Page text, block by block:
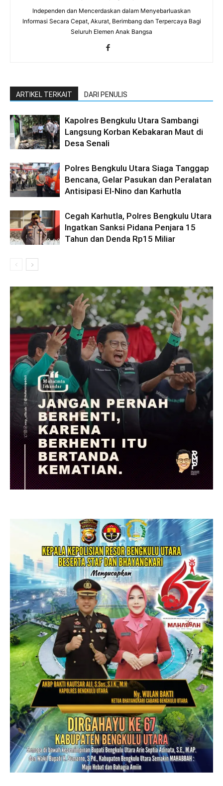
Independen dan Mencerdaskan dalam Menyebarluaskan
Informasi Secara Cepat, Akurat, Berimbang dan Terpercaya Bagi
Seluruh Elemen Anak Bangsa
ARTIKEL TERKAIT DARI PENULIS
Kapolres Bengkulu Utara Sambangi
Langsung Korban Kebakaran Maut di
Desa Senali
Polres Bengkulu Utara Siaga Tanggap
Bencana, Gelar Pasukan dan Peralatan
Antisipasi El-Nino dan Karhutla
Cegah Karhutla, Polres Bengkulu Utara
Ingatkan Sanksi Pidana Penjara 15
Tahun dan Denda Rp15 Miliar